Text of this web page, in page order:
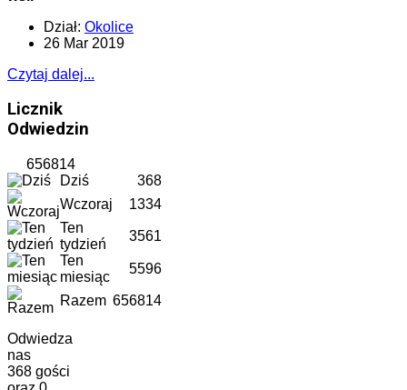
Dział: Okolice
26 Mar 2019
Czytaj dalej...
Licznik
Odwiedzin
656814
Dziś
368
Wczoraj
1334
Ten
tydzień
3561
Ten
miesiąc
5596
Razem 656814
Odwiedza
nas
368 gości